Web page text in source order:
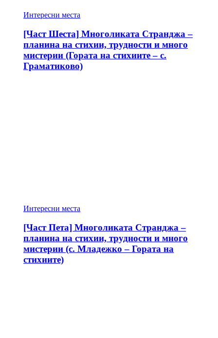
Интересни места
[Част Шеста] Многоликата Странджа –
планина на стихии, трудности и много
мистерии (Гората на стихиите – с.
Граматиково)
Интересни места
[Част Пета] Многоликата Странджа –
планина на стихии, трудности и много
мистерии (с. Младежко – Гората на
стихиите)